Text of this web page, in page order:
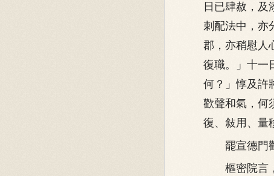
日已肆赦，及
刺配法中，亦
郡，亦稍慰人
復職。」十一
何？」惇及許
歡聲和氣，何
復、敍用、量
罷宣德門觀
樞密院言，